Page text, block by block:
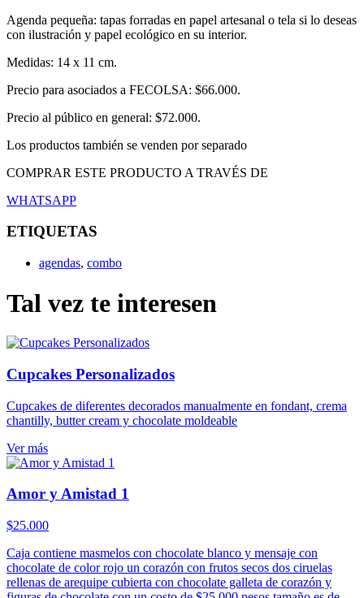
Agenda pequeña: tapas forradas en papel artesanal o tela si lo deseas
con ilustración y papel ecológico en su interior.
Medidas: 14 x 11 cm.
Precio para asociados a FECOLSA: $66.000.
Precio al público en general: $72.000.
Los productos también se venden por separado
COMPRAR ESTE PRODUCTO A TRAVÉS DE
WHATSAPP
ETIQUETAS
agendas, combo
Tal vez te interesen
Cupcakes Personalizados
Cupcakes de diferentes decorados manualmente en fondant, crema
chantilly, butter cream y chocolate moldeable
Ver más
Amor y Amistad 1
$25.000
Caja contiene masmelos con chocolate blanco y mensaje con
chocolate de color rojo un corazón con frutos secos dos ciruelas
rellenas de arequipe cubierta con chocolate galleta de corazón y